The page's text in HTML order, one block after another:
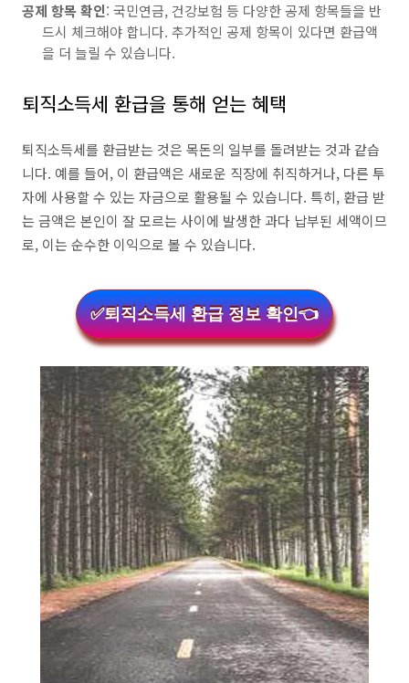
공제 항목 확인: 국민연금, 건강보험 등 다양한 공제 항목들을 반
드시 체크해야 합니다. 추가적인 공제 항목이 있다면 환급액
을 더 늘릴 수 있습니다.
퇴직소득세 환급을 통해 얻는 혜택
퇴직소득세를 환급받는 것은 목돈의 일부를 돌려받는 것과 같습
니다. 예를 들어, 이 환급액은 새로운 직장에 취직하거나, 다른 투
자에 사용할 수 있는 자금으로 활용될 수 있습니다. 특히, 환급 받
는 금액은 본인이 잘 모르는 사이에 발생한 과다 납부된 세액이므
로, 이는 순수한 이익으로 볼 수 있습니다.
✅퇴직소득세 환급 정보 확인👈